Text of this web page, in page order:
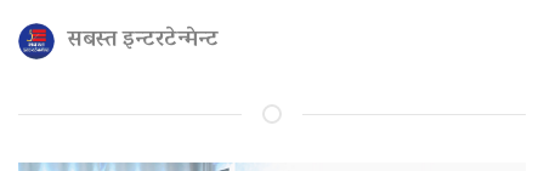
सबस्त इन्टरटेन्मेन्ट